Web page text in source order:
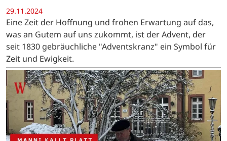
29.11.2024
Eine Zeit der Hoffnung und frohen Erwartung auf das,
was an Gutem auf uns zukommt, ist der Advent, der
seit 1830 gebräuchliche "Adventskranz" ein Symbol für
Zeit und Ewigkeit.